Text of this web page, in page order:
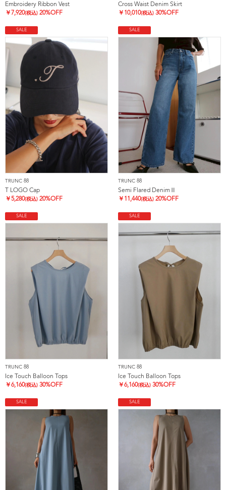
Embroidery Ribbon Vest
￥ 7,920(税込) 20%OFF
Cross Waist Denim Skirt
￥ 10,010(税込) 30%OFF
SALE
TRUNC 88
T LOGO Cap
￥5,280(税込) 20%OFF
SALE
TRUNC 88
Semi Flared DenimⅡ
￥ 11,440(税込) 20%OFF
SALE
TRUNC 88
Ice Touch Balloon Tops
￥6,160(税込) 30%OFF
SALE
TRUNC 88
Ice Touch Balloon Tops
￥6,160(税込) 30%OFF
SALE SALE